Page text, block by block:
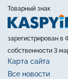
Товарный знак
зарегистрирован в
собственности 3
Карта сайта
Все новости